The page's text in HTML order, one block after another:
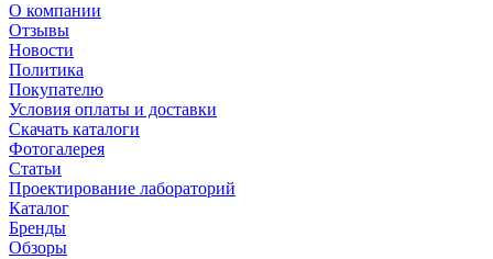
О компании
Отзывы
Новости
Политика
Покупателю
Условия оплаты и доставки
Скачать каталоги
Фотогалерея
Статьи
Проектирование лабораторий
Каталог
Бренды
Обзоры